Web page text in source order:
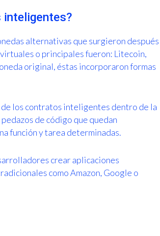
inteligentes?
alternativas que surgieron después
o principales fueron: Litecoin,
original, éstas incorporaron formas
los contratos inteligentes dentro de la
de código que quedan
función y tarea determinadas.
crear aplicaciones
como Amazon, Google o